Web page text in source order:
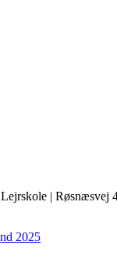
| Røsnæsvej
2025